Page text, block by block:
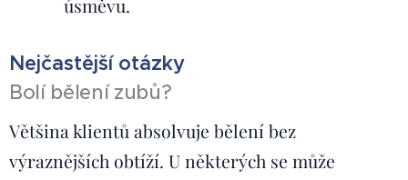
úsměvu.
Nejčastější otázky
Bolí bělení zubů?
Většina klientů absolvuje bělení bez
výraznějších obtíží. U některých se může